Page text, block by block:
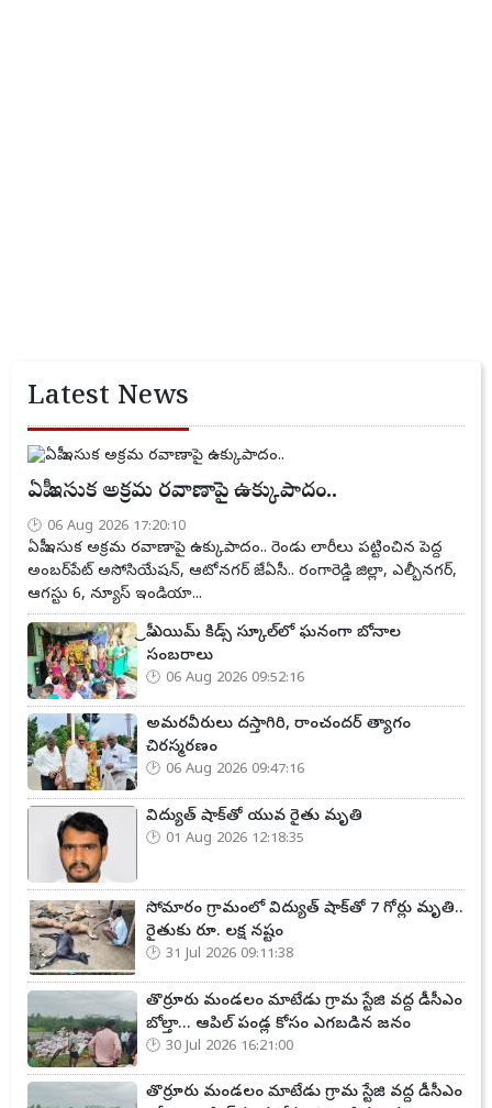
Latest News
ఏపీ ఇసుక అక్రమ రవాణాపై ఉక్కుపాదం..
06 Aug 2026 17:20:10
ఏపీ ఇసుక అక్రమ రవాణాపై ఉక్కుపాదం.. రెండు లారీలు పట్టించిన పెద్ద
అంబర్‌పేట్ అసోసియేషన్, ఆటోనగర్ జేఏసీ.. రంగారెడ్డి జిల్లా, ఎల్బీనగర్,
ఆగస్టు 6, న్యూస్ ఇండియా...
ప్రీ ఎయిమ్ కిడ్స్ స్కూల్‌లో ఘనంగా బోనాల
సంబరాలు
06 Aug 2026 09:52:16
అమరవీరులు దస్తాగిరి, రాంచందర్ త్యాగం
చిరస్మరణం
06 Aug 2026 09:47:16
విద్యుత్ షాక్‌తో యువ రైతు మృతి
01 Aug 2026 12:18:35
సోమారం గ్రామంలో విద్యుత్ షాక్‌తో 7 గోర్లు మృతి..
రైతుకు రూ. లక్ష నష్టం
31 Jul 2026 09:11:38
తొర్రూరు మండలం మాటేడు గ్రామ స్టేజి వద్ద డీసీఎం
బోల్తా... ఆపిల్ పండ్ల కోసం ఎగబడిన జనం
30 Jul 2026 16:21:00
తొర్రూరు మండలం మాటేడు గ్రామ స్టేజి వద్ద డీసీఎం